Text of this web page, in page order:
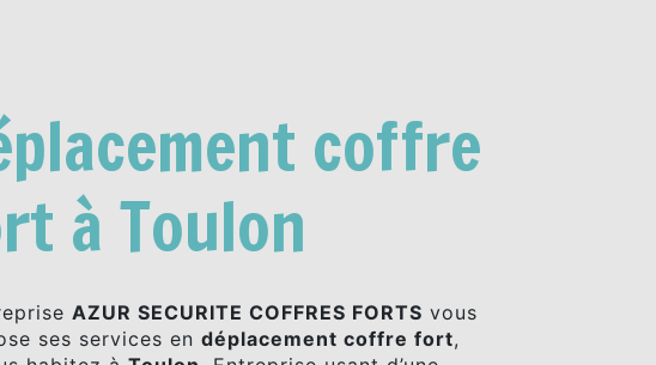
coffre
à Toulon
AZUR SECURITE COFFRES FORTS vous
ses services en déplacement coffre fort,